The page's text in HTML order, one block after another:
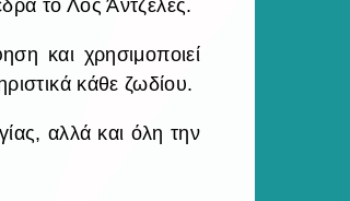
το Λος Άντζελες.
και χρησιμοποιεί
κάθε ζωδίου.
αλλά και όλη την